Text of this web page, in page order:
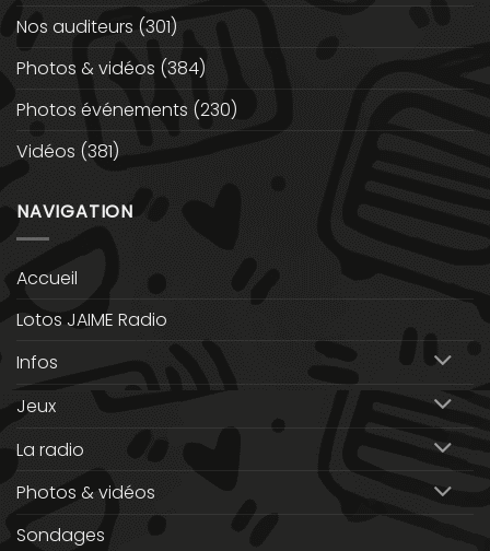
Nos auditeurs (301)
Photos & vidéos (384)
Photos événements (230)
Vidéos (381)
NAVIGATION
Accueil
Lotos JAIME Radio
Infos
Jeux
La radio
Photos & vidéos
Sondages